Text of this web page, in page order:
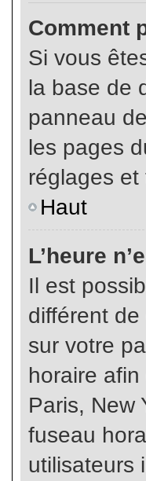
Comment
Si vous
la base de
panneau
les pages
réglages
Haut
L’heure
Il est
différent
sur votre
horaire
Paris, New
fuseau
utilisateurs